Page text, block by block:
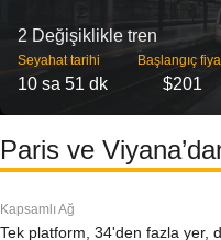
2 Değişiklikle tren
Seyahat tarihi
10 sa 51 dk
Başlangıç
$201
Paris ve
Kapsamlı Ağ
Tek platform, 34'den fazla yer,